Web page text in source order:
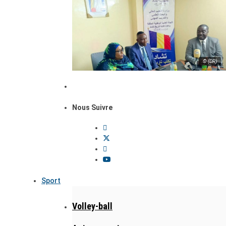
© (DR)
Nous Suivre
Sport
Volley-ball